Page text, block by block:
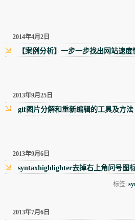
2014年4月2日
【案例分析】一步一步找出网站速度
2013年9月25日
gif图片分解和重新编辑的工具及方法
2013年9月6日
syntaxhighlighter去掉右上角问号图
标签:
2013年7月6日